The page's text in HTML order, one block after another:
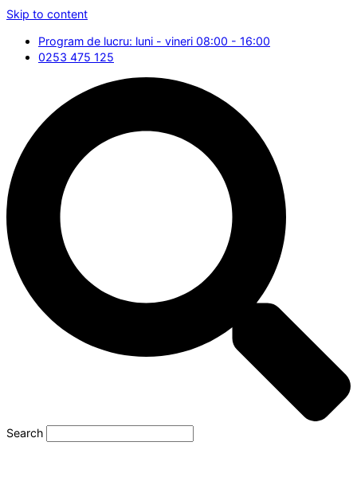
Skip to content
Program de lucru: luni - vineri 08:00 - 16:00
0253 475 125
Search